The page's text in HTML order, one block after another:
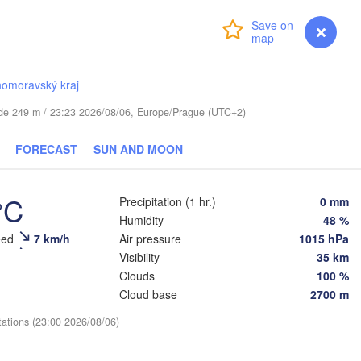
myVentusky Forecast
kraj
249 m / 23:23 2026/08/06, Europe/Prague (UTC+2)
FORECAST SUN AND MOON
7 km/h
Precipitation (1 hr.)
0 mm
Humidity
48 %
Air pressure
1015 hPa
Visibility
35 km
Clouds
100 %
Cloud base
2700 m
(23:00 2026/08/06)
Київ
(Kyiv)
Гомель
(Homieĺ)
Житомир
Чернігів
(Chernihiv)
(Mazyr)
Магілёў
Курск
(Kursk)